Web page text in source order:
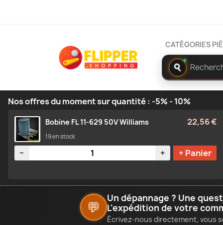
CATÉGORIES
✦
Rechercher
dans
le
catalogue
Nos offres du moment sur quantité : -5% - 10%
Bobine FL 11-629 50V Williams 22,56 €
19 en stock
Quantité
− + + Panier
💬
Un dépannage ? Une
L'expédition de votre
Écrivez-nous directement, vous